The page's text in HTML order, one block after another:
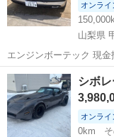
オンライ
山梨県
エンジンボーテック 現金払いで
ば取得いたします 車庫証明 印鑑証明 委任状 実印ご用意お願いいたし
ます🤲
山梨 甲府市 その
シボ
オンライ
0km